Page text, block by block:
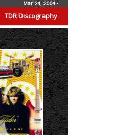
TDR Discography
Mar 24, 2004•